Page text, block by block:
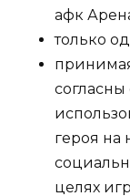
афк
только
героя на
целях